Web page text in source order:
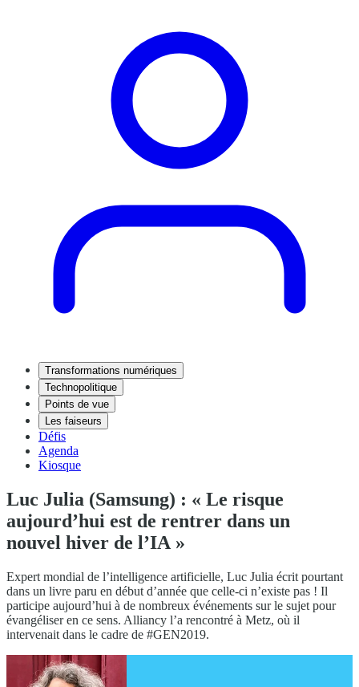
Transformations numériques
Technopolitique
Points de vue
Les faiseurs
Défis
Agenda
Kiosque
Luc Julia (Samsung) : « Le risque
aujourd’hui est de rentrer dans un
nouvel hiver de l’IA »
Expert mondial de l’intelligence artificielle, Luc Julia écrit pourtant
dans un livre paru en début d’année que celle-ci n’existe pas ! Il
participe aujourd’hui à de nombreux événements sur le sujet pour
évangéliser en ce sens. Alliancy l’a rencontré à Metz, où il
intervenait dans le cadre de #GEN2019.